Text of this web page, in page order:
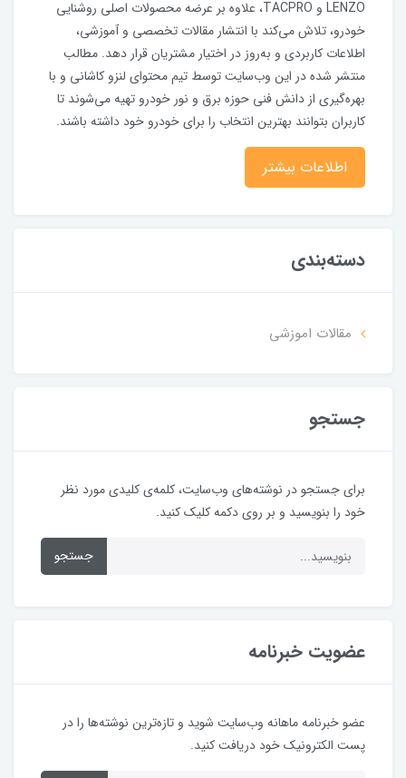
LENZO و TACPRO، علاوه بر عرضه محصولات اصلی روشنایی
خودرو، تلاش می‌کند با انتشار مقالات تخصصی و آموزشی،
اطلاعات کاربردی و به‌روز در اختیار مشتریان قرار دهد. مطالب
منتشر شده در این وب‌سایت توسط تیم محتوای لنزو کاشانی و با
بهره‌گیری از دانش فنی حوزه برق و نور خودرو تهیه می‌شوند تا
کاربران بتوانند بهترین انتخاب را برای خودرو خود داشته باشند.
اطلاعات بیشتر
دسته‌بندی
مقالات اموزشی
جستجو
برای جستجو در نوشته‌های وب‌سایت، کلمه‌ی کلیدی مورد نظر
خود را بنویسید و بر روی دکمه کلیک کنید.
جستجو
عضویت خبرنامه
عضو خبرنامه ماهانه وب‌سایت شوید و تازه‌ترین نوشته‌ها را در
پست الکترونیک خود دریافت کنید.